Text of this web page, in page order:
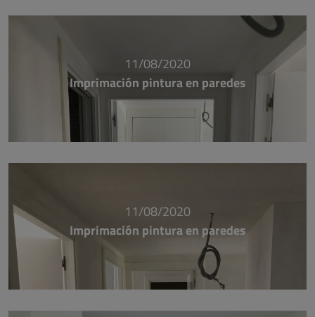
11/08/2020
Imprimación pintura en paredes
11/08/2020
Imprimación pintura en paredes